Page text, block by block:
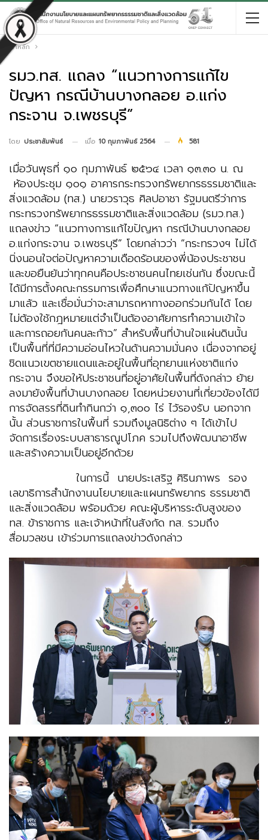
หน้าหลัก
รมว.ทส. แถลง “แนวทางการแก้ไข
ปัญหา กรณีบ้านบางกลอย อ.แก่ง
กระจาน จ.เพชรบุรี”
โดย ประชาสัมพันธ์ เมื่อ 10 กุมภาพันธ์ 2564 581
เมื่อวันพุธที่ ๑๐ กุมภาพันธ์ ๒๕๖๔ เวลา ๑๓.๓๐ น. ณ
ห้องประชุม ๑๐๑ อาคารกระทรวงทรัพยากรธรรมชาติและ
สิ่งแวดล้อม (ทส.) นายวราวุธ ศิลปอาชา รัฐมนตรีว่าการ
กระทรวงทรัพยากรธรรมชาติและสิ่งแวดล้อม (รมว.ทส.)
แถลงข่าว “แนวทางการแก้ไขปัญหา กรณีบ้านบางกลอย
อ.แก่งกระจาน จ.เพชรบุรี” โดยกล่าวว่า “กระทรวงฯ ไม่ได้
นิ่งนอนใจต่อปัญหาความเดือดร้อนของพี่น้องประชาชน
และขอยืนยันว่าทุกคนคือประชาชนคนไทยเช่นกัน ซึ่งขณะนี้
ได้มีการตั้งคณะกรรมการเพื่อศึกษาแนวทางแก้ปัญหาขึ้น
มาแล้ว และเชื่อมั่นว่าจะสามารถหาทางออกร่วมกันได้ โดย
ไม่ต้องใช้กฎหมายแต่จำเป็นต้องอาศัยการทำความเข้าใจ
และการถอยกันคนละก้าว” สำหรับพื้นที่บ้านใจแผ่นดินนั้น
เป็นพื้นที่ที่มีความอ่อนไหวในด้านความมั่นคง เนื่องจากอยู่
ชิดแนวเขตชายแดนและอยู่ในพื้นที่อุทยานแห่งชาติแก่ง
กระจาน จึงขอให้ประชาชนที่อยู่อาศัยในพื้นที่ดังกล่าว ย้าย
ลงมายังพื้นที่บ้านบางกลอย โดยหน่วยงานที่เกี่ยวข้องได้มี
การจัดสรรที่ดินทำกินกว่า ๑,๓๐๐ ไร่ ไว้รองรับ นอกจาก
นั้น ส่วนราชการในพื้นที่ รวมถึงมูลนิธิต่าง ๆ ได้เข้าไป
จัดการเรื่องระบบสาธารณูปโภค รวมไปถึงพัฒนาอาชีพ
และสร้างความเป็นอยู่อีกด้วย
ในการนี้ นายประเสริฐ ศิรินภาพร รอง
เลขาธิการสำนักงานนโยบายและแผนทรัพยากร ธรรมชาติ
และสิ่งแวดล้อม พร้อมด้วย คณะผู้บริหารระดับสูงของ
ทส. ข้าราชการ และเจ้าหน้าที่ในสังกัด ทส. รวมถึง
สื่อมวลชน เข้าร่วมการแถลงข่าวดังกล่าว